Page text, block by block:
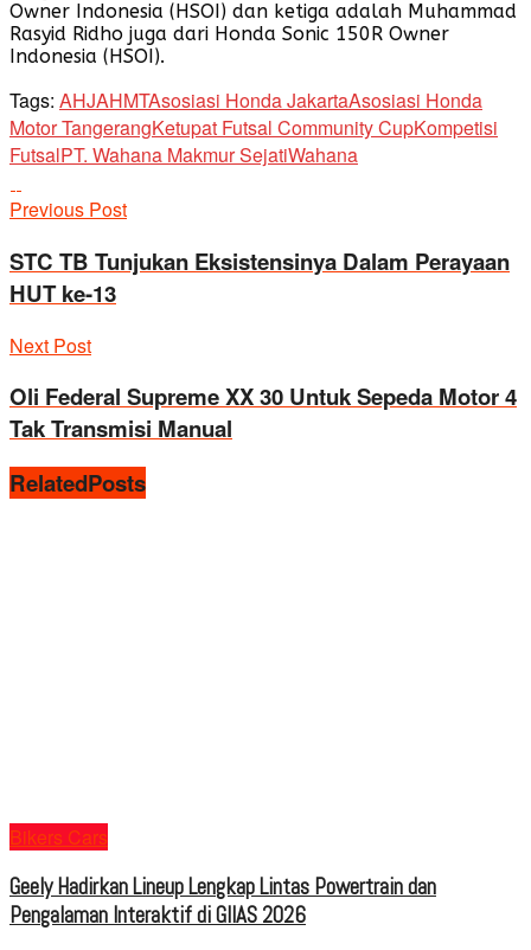
Owner Indonesia (HSOI) dan ketiga adalah Muhammad
Rasyid Ridho juga dari Honda Sonic 150R Owner
Indonesia (HSOI).
Tags: AHJAHMTAsosiasi Honda JakartaAsosiasi Honda
Motor TangerangKetupat Futsal Community CupKompetisi
FutsalPT. Wahana Makmur SejatiWahana
Previous Post
STC TB Tunjukan Eksistensinya Dalam Perayaan
HUT ke-13
Next Post
Oli Federal Supreme XX 30 Untuk Sepeda Motor 4
Tak Transmisi Manual
RelatedPosts
Bikers Cars
Geely Hadirkan Lineup Lengkap Lintas Powertrain dan
Pengalaman Interaktif di GIIAS 2026